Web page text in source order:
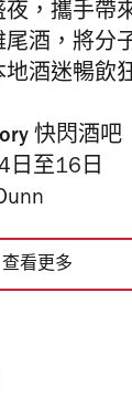
， 攜手帶
酒，將分
酒迷暢飲
快閃酒吧
日至16日
查看更多